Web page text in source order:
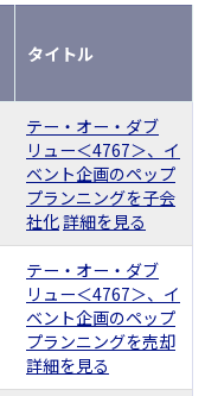
タイトル
テー・オー・ダブ
リュー＜4767＞、イ
ベント企画のペップ
プランニングを子会
社化詳細を見る
テー・オー・ダブ
リュー＜4767＞、イ
ベント企画のペップ
プランニングを売却
詳細を見る